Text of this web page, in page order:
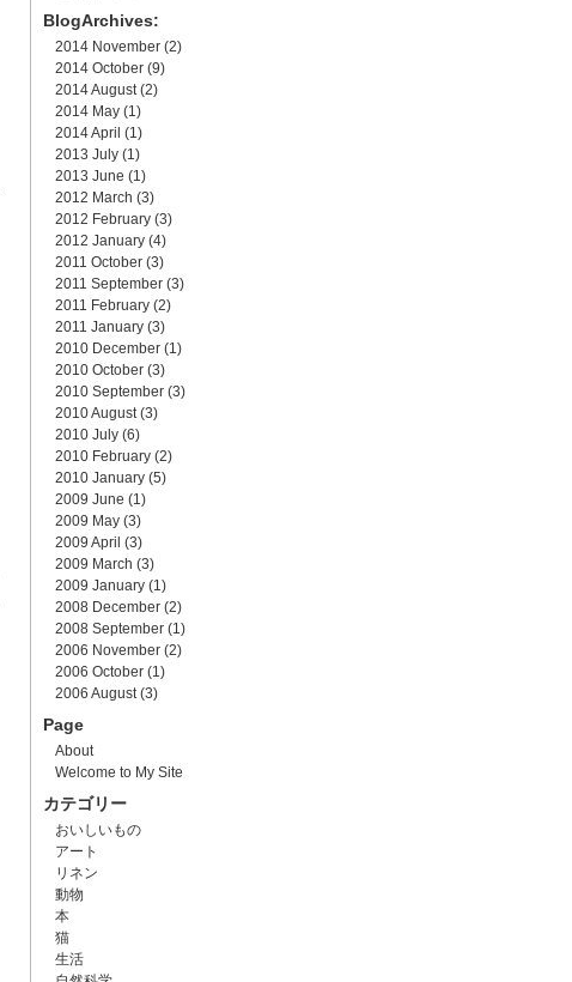
BlogArchives:
2014 November (2)
2014 October (9)
2014 August(2)
2014 May (1)
2014 April (1)
2013 July (1)
2013 June (1)
2012 March (3)
2012 February (3)
2012 January (4)
2011 October (3)
2011 September (3)
2011 February (2)
2011 January (3)
2010 December (1)
2010 October (3)
2010 September (3)
2010 August(3)
2010 July (6)
2010 February (2)
2010 January (5)
2009 June (1)
2009 May (3)
2009 April (3)
2009 March (3)
2009 January (1)
2008 December (2)
2008 September (1)
2006 November (2)
2006 October (1)
2006 August(3)
Page
About
Welcome to My Site
カテゴリー
おいしいもの
アート
リネン
動物
本
猫
生活